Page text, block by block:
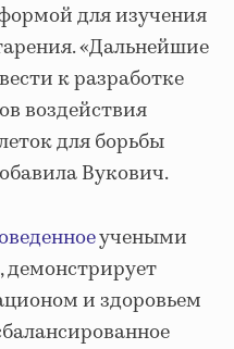
для изучения
«Дальнейшие
к разработке
воздействия
для борьбы
Вукович.
учеными
демонстрирует
и здоровьем